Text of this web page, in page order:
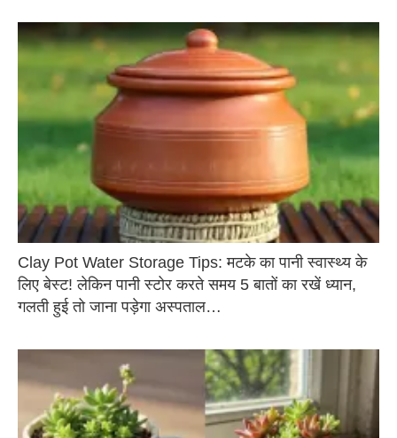
Clay Pot Water Storage Tips: मटके का पानी स्वास्थ्य के
लिए बेस्ट! लेकिन पानी स्टोर करते समय 5 बातों का रखें ध्यान,
गलती हुई तो जाना पड़ेगा अस्पताल…